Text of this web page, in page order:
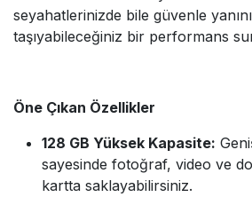
seyahatlerinizde bile güvenle
taşıyabileceğiniz bir performans
Öne Çıkan Özellikler
128 GB Yüksek Kapasite:
sayesinde fotoğraf, video ve
kartta saklayabilirsiniz.